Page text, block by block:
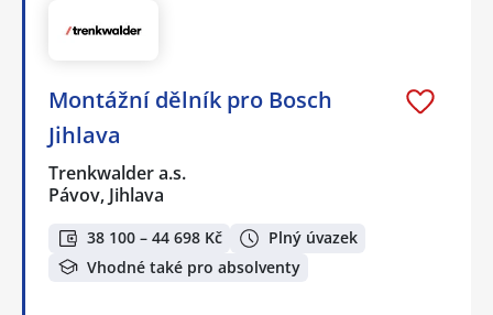
Montážní dělník pro Bosch
Jihlava
Trenkwalder a.s.
Pávov, Jihlava
38 100 – 44 698 Kč
Plný úvazek
Vhodné také pro absolventy